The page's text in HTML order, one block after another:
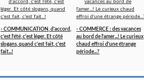
- COMMUNICATION, d'accord,
c'est l'été, c'est léger. Et côté
slogans, quand c'est fait, c'est
fait...!
- COMMERCE : des vacances
au bord de l'amer...! Le curieux
chaud effroi d'une étrange
période...?